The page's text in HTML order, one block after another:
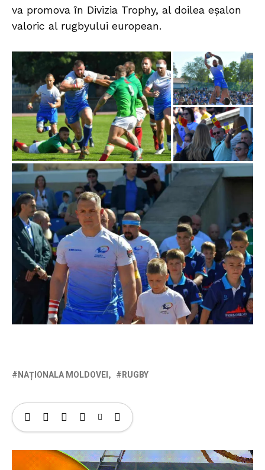
va promova în Divizia Trophy, al doilea eșalon
valoric al rugbyului european.
NAȚIONALA MOLDOVEI RUGBY